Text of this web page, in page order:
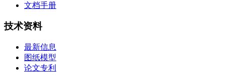
文档手册
技术资料
最新信息
图纸模型
论文专利